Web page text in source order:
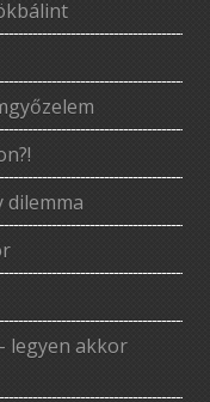
dilemma
legyen akkor